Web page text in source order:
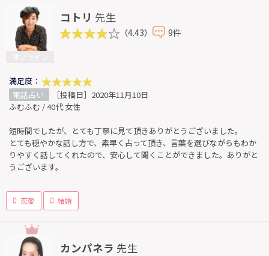
コトリ 先生
（4.43） 9件
満足度：
電話占い
［投稿日］2020年11月10日
ふむふむ / 40代 女性
短時間でしたが、とても丁寧に見て頂きありがとうございました。
とても穏やかな話し方で、素早く占って頂き、言葉を選びながらもわか
りやすく話してくれたので、安心して聞くことができました。ありがと
うございます。
恋愛 結婚
カンパネラ 先生